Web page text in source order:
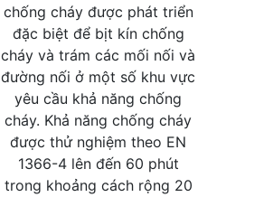
chống cháy được phát triển
đặc biệt để bịt kín chống
cháy và trám các mối nối và
đường nối ở một số khu vực
yêu cầu khả năng chống
cháy. Khả năng chống cháy
được thử nghiệm theo EN
1366-4 lên đến 60 phút
trong khoảng cách rộng 20